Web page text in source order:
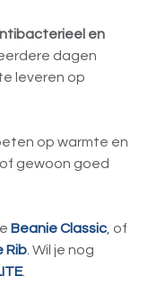
en
dagen
leveren op
op warmte en
gewoon goed
Beanie Classic, of
Rib. Wil je nog
.